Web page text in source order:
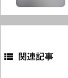
 関連記事